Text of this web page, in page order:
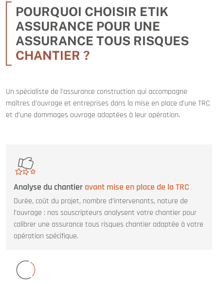
POURQUOI CHOISIR ETIK
ASSURANCE POUR UNE
ASSURANCE TOUS RISQUES
CHANTIER ?
Un spécialiste de l’assurance construction qui accompagne
maîtres d’ouvrage et entreprises dans la mise en place d’une TRC
et d’une dommages ouvrage adaptées à leur opération.
Analyse du chantier avant mise en place de la TRC
Durée, coût du projet, nombre d’intervenants, nature de
l’ouvrage : nos souscripteurs analysent votre chantier pour
calibrer une assurance tous risques chantier adaptée à votre
opération spécifique.